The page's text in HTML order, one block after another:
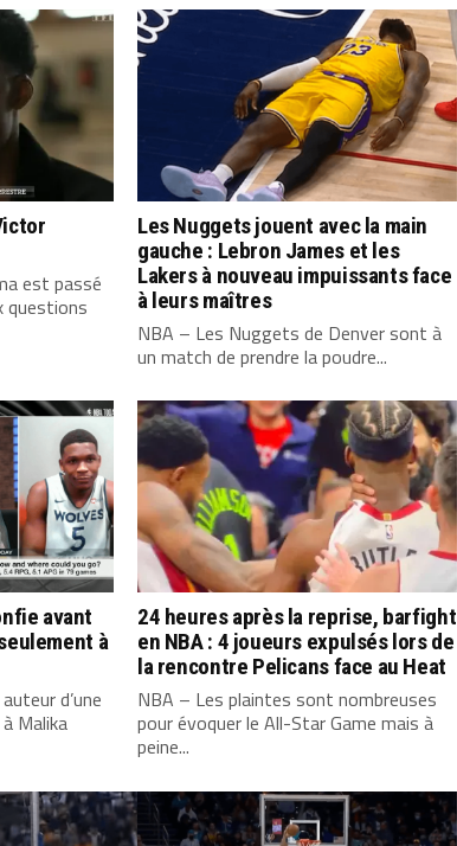
est passé
questions
Les Nuggets jouent avec la main
gauche : Lebron James et les
Lakers à nouveau impuissants face
à leurs maîtres
NBA – Les Nuggets de Denver sont à
un match de prendre la poudre...
avant
à
d’une
Malika
24 heures après la reprise, barfight
en NBA : 4 joueurs expulsés lors de
la rencontre Pelicans face au Heat
NBA – Les plaintes sont nombreuses
pour évoquer le All-Star Game mais à
peine...